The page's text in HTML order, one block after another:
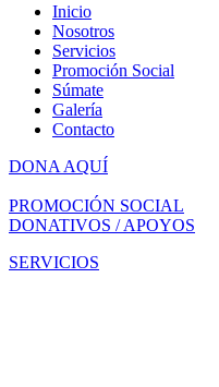
Inicio
Nosotros
Servicios
Promoción Social
Súmate
Galería
Contacto
DONA AQUÍ
PROMOCIÓN SOCIAL
DONATIVOS / APOYOS
SERVICIOS